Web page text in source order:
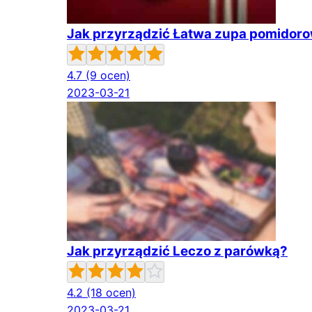
Jak przyrządzić Łatwa zupa
4.7 (9 ocen)
2023-03-21
Jak przyrządzić Leczo z parówką?
4.2 (18 ocen)